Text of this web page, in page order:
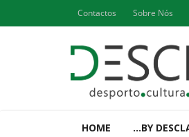
Contactos Sobre Nós
HOME ...BY